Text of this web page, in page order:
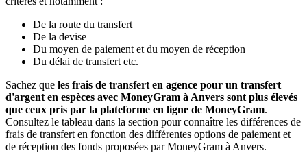
De la route du transfert
De la devise
Du moyen de paiement et du moyen de réception
Du délai de transfert etc.
Sachez que les frais de transfert en agence pour un transfert
d'argent en espèces avec MoneyGram à Anvers sont plus élevés
que ceux pris par la plateforme en ligne de MoneyGram.
Consultez le tableau dans la section pour connaître les différences de
frais de transfert en fonction des différentes options de paiement et
de réception des fonds proposées par MoneyGram à Anvers.